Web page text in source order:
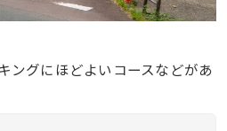
ングにほどよいコースなどがあ